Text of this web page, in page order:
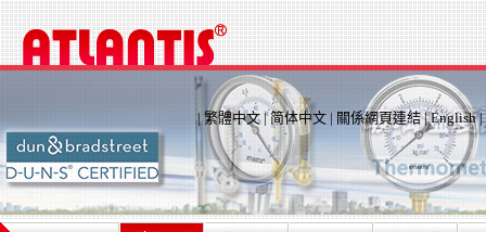
|繁體中文|简体中文 | 關係網頁連結|English|